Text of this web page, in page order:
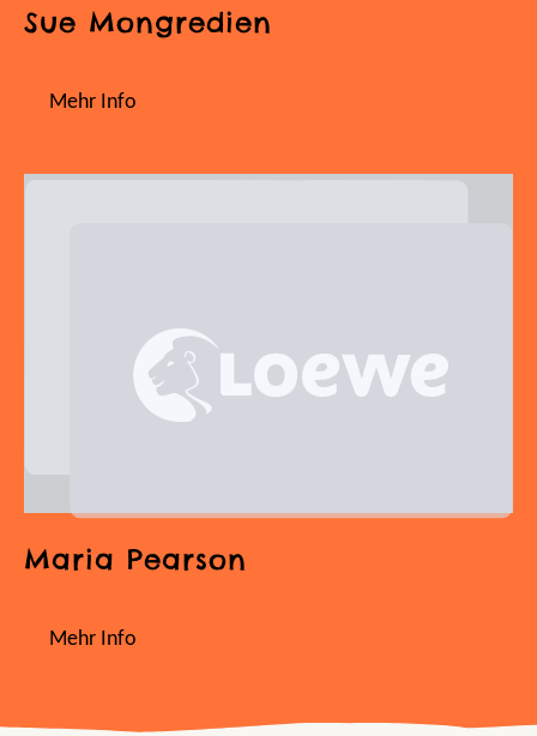
Sue Mongredien
Mehr Info
Maria Pearson
Mehr Info